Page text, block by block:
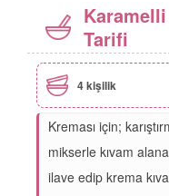
Karamelli
Tarifi
4 kişilik
Kreması için;
mikserle kıvam
ilave edip krema